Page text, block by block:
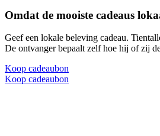
Omdat de mooiste cadeaus
Geef een lokale beleving cadeau.
De ontvanger bepaalt zelf hoe hij of zij
Koop cadeaubon
Koop cadeaubon